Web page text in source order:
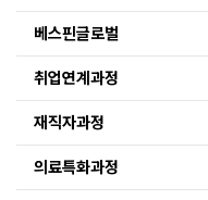
베스핀글로벌
취업연계과정
재직자과정
의료특화과정